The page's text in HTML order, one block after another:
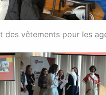
des vêtements pour les